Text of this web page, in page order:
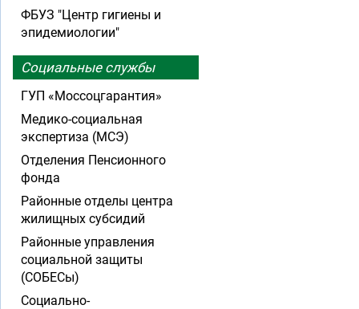
ФБУЗ "Центр гигиены и
эпидемиологии"
Социальные службы
ГУП «Моссоцгарантия»
Медико-социальная
экспертиза (МСЭ)
Отделения Пенсионного
фонда
Районные отделы центра
жилищных субсидий
Районные управления
социальной защиты
(СОБЕСы)
Социально-